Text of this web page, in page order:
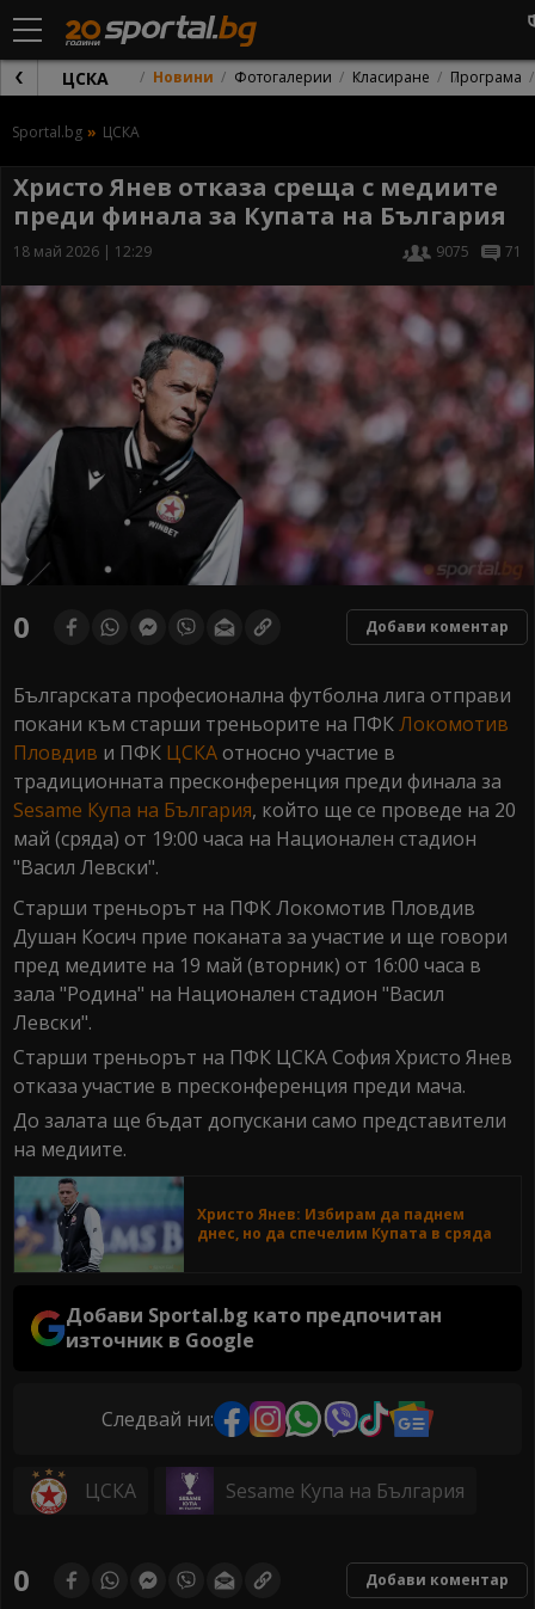
ЦСКА Новини Фотогалерии Класиране Програма
Sportal.bg ЦСКА
Христо Янев отказа среща с медиите
преди финала за Купата на България
18 май 2026 | 12:29 9075 71
0 Добави коментар
Българската професионална футболна лига отправи
покани към старши треньорите на ПФКЛокомотив
Пловдив и ПФК ЦСКАотносно участие в
традиционната пресконференция преди финала за
Sesame Купа на България, който ще се проведе на 20
май (сряда) от 19:00 часа на Национален стадион
"Васил Левски".
Старши треньорът на ПФК Локомотив Пловдив
Душан Косич прие поканата за участие и ще говори
пред медиите на 19 май (вторник) от 16:00 часа в
зала "Родина" на Национален стадион "Васил
Левски".
Старши треньорът на ПФК ЦСКА София Христо Янев
отказа участие в пресконференция преди мача.
До залата ще бъдат допускани само представители
на медиите.
Христо Янев: Избирам да паднем
днес, но да спечелим Купата в сряда
Добави Sportal.bg като предпочитан
източник в Google
Следвай ни:
ЦСКА Sesame Купа на България
0 Добави коментар